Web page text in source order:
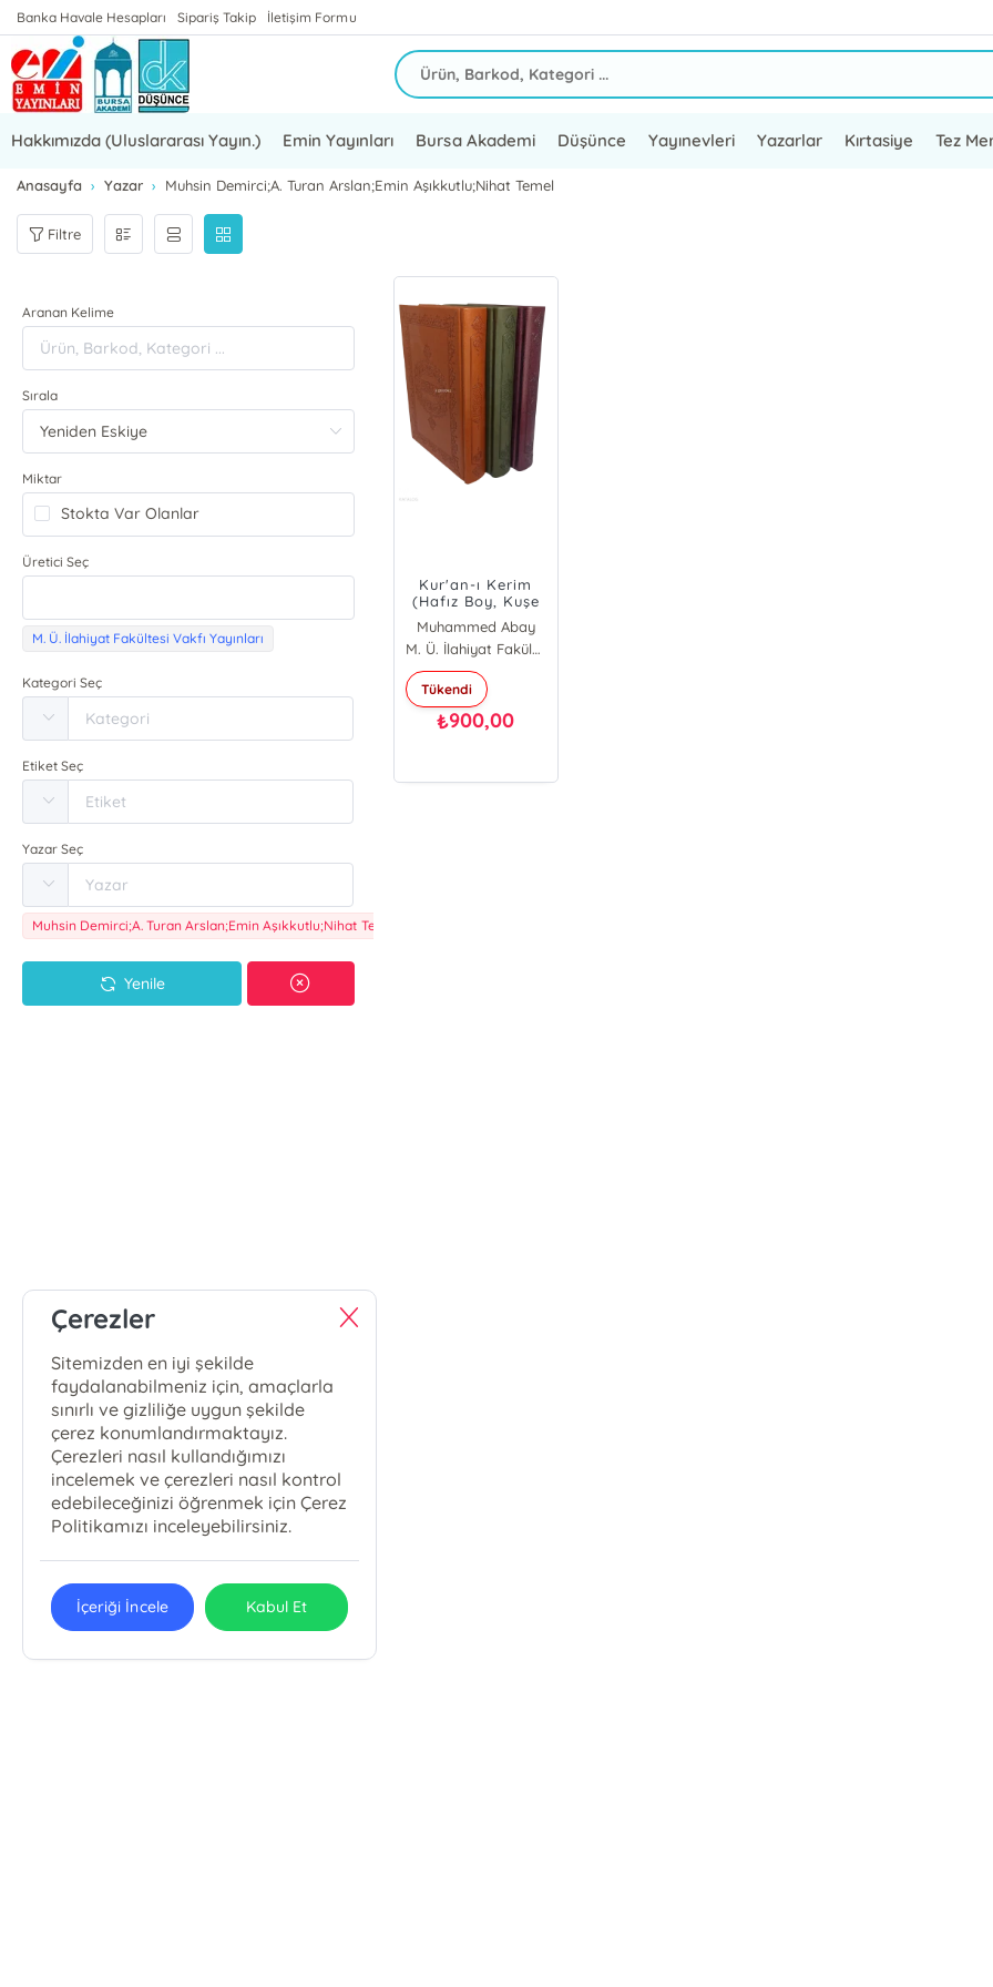
Banka Havale Hesapları Sipariş Takip İletişim Formu
Hakkımızda (Uluslararası Yayın.) Emin Yayınları Bursa Akademi Düşünce Yayınevleri Yazarlar Kırtasiye Tez
Anasayfa Yazar Muhsin Demirci;A. Turan Arslan;Emin Aşıkkutlu;Nihat Temel
Filtre
Aranan Kelime
Sırala
Miktar
Stokta Var Olanlar
Üretici Seç
M. Ü. İlahiyat Fakültesi Vakfı Yayınları
Kategori Seç
Etiket Seç
Yazar Seç
Muhsin Demirci;A. Turan Arslan;Emin Aşıkkutlu;Nihat Temel
Yenile
Kur'an-ı Kerim
(Hafız Boy, Kuşe
Kağıt)
Muhammed Abay
M. Ü. İlahiyat Fakültesi Vakfı Yayınları
Tükendi
₺900,00
Çerezler
Sitemizden en iyi şekilde
faydalanabilmeniz için, amaçlarla
sınırlı ve gizliliğe uygun şekilde
çerez konumlandırmaktayız.
Çerezleri nasıl kullandığımızı
incelemek ve çerezleri nasıl kontrol
edebileceğinizi öğrenmek için Çerez
Politikamızı inceleyebilirsiniz.
İçeriği İncele Kabul Et